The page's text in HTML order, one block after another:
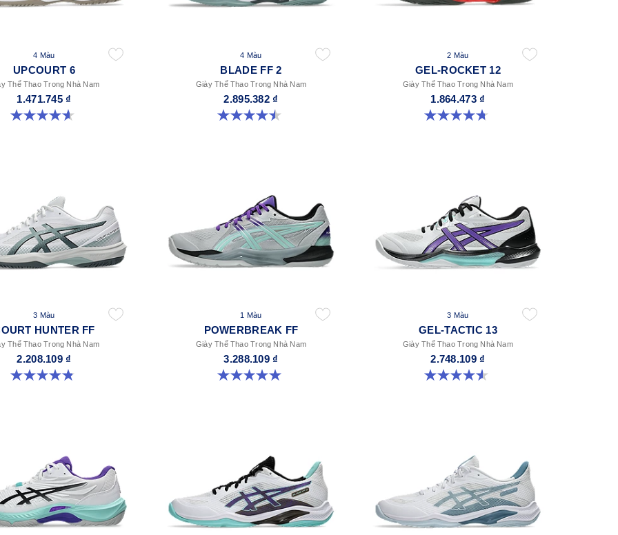
4 Màu
UPCOURT 6
Thể Thao Trong Nhà Nam
1.471.745 ₫
4.6 trong số 5 sao. 251 đánh giá
4 Màu
BLADE FF 2
Giày Thể Thao Trong Nhà Nam
2.895.382 ₫
4.5 trong số 5 sao. 22 đánh giá
2 Màu
GEL-ROCKET 12
Giày Thể Thao Trong Nhà Nam
1.864.473 ₫
4.7 trong số 5 sao. 181 đánh giá
3 Màu
HUNTER FF
Thể Thao Trong Nhà Nam
2.208.109 ₫
4.9 trong số 5 sao. 20 đánh giá
1 Màu
POWERBREAK FF
Giày Thể Thao Trong Nhà Nam
3.288.109 ₫
5.0 trong số 5 sao. 1 đánh giá
3 Màu
GEL-TACTIC 13
Giày Thể Thao Trong Nhà Nam
2.748.109 ₫
4.6 trong số 5 sao. 32 đánh giá